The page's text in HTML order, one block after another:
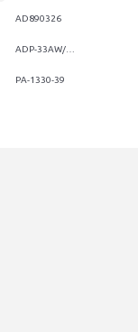
AD890326
PA-1330-39